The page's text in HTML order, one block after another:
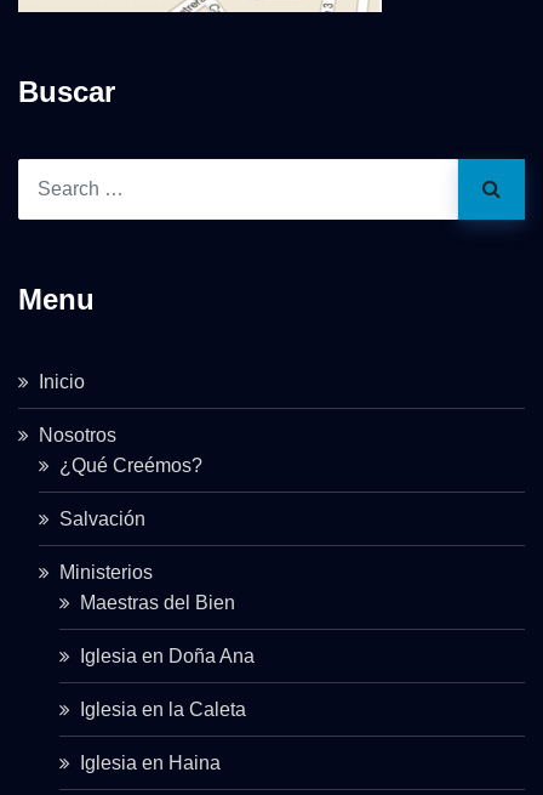
Buscar
Menu
Inicio
Nosotros
¿Qué Creémos?
Salvación
Ministerios
Maestras del Bien
Iglesia en Doña Ana
Iglesia en la Caleta
Iglesia en Haina